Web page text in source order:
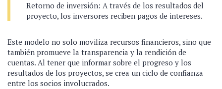
Retorno de inversión: A través de los resultados del
proyecto, los inversores reciben pagos de intereses.
Este modelo no solo moviliza recursos financieros, sino que
también promueve la transparencia y la rendición de
cuentas. Al tener que informar sobre el progreso y los
resultados de los proyectos, se crea un ciclo de confianza
entre los socios involucrados.